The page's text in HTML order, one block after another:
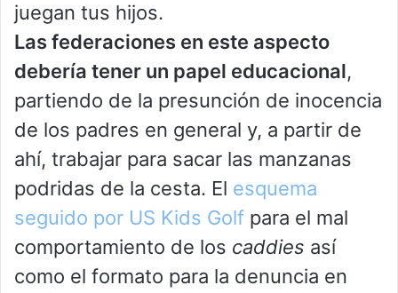
juegan tus hijos.
Las federaciones en este aspecto
debería tener un papel educacional,
partiendo de la presunción de inocencia
de los padres en general y, a partir de
ahí, trabajar para sacar las manzanas
podridas de la cesta. El esquema
seguido por US Kids Golf para el mal
comportamiento de los caddies así
como el formato para la denuncia en